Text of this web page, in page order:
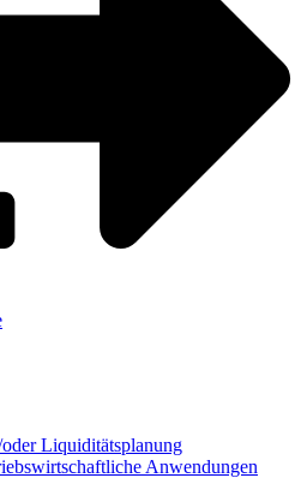
Liquiditätsplanung
Anwendungen